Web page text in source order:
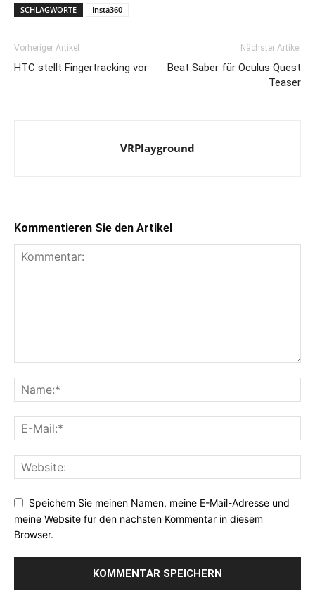
SCHLAGWORTE Insta360
Vorheriger Artikel
HTC stellt Fingertracking vor
Nächster Artikel
Beat Saber für Oculus Quest
Teaser
VRPlayground
Kommentieren Sie den Artikel
Speichern Sie meinen Namen, meine E-Mail-Adresse und
meine Website für den nächsten Kommentar in diesem
Browser.